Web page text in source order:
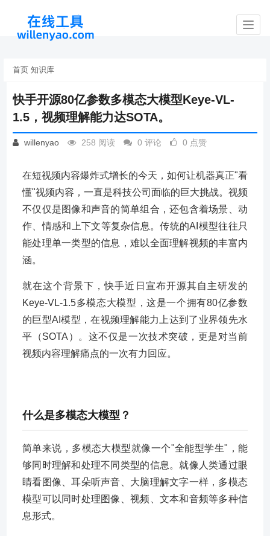
首页 知识库
快手开源80亿参数多模态大模型Keye-VL-
1.5，视频理解能力达SOTA。
willenyao 258 阅读 0 评论 0 点赞
在短视频内容爆炸式增长的今天，如何让机器真正"看
懂"视频内容，一直是科技公司面临的巨大挑战。视频
不仅仅是图像和声音的简单组合，还包含着场景、动
作、情感和上下文等复杂信息。传统的AI模型往往只
能处理单一类型的信息，难以全面理解视频的丰富内
涵。
就在这个背景下，快手近日宣布开源其自主研发的
Keye-VL-1.5多模态大模型，这是一个拥有80亿参数
的巨型AI模型，在视频理解能力上达到了业界领先水
平（SOTA）。这不仅是一次技术突破，更是对当前
视频内容理解痛点的一次有力回应。
什么是多模态大模型？
简单来说，多模态大模型就像一个"全能型学生"，能
够同时理解和处理不同类型的信息。就像人类通过眼
睛看图像、耳朵听声音、大脑理解文字一样，多模态
模型可以同时处理图像、视频、文本和音频等多种信
息形式。